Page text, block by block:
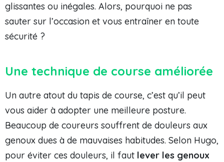
glissantes ou inégales. Alors, pourquoi ne pas
sauter sur l’occasion et vous entraîner en toute
sécurité ?
Une technique de course améliorée
Un autre atout du tapis de course, c’est qu’il peut
vous aider à adopter une meilleure posture.
Beaucoup de coureurs souffrent de douleurs aux
genoux dues à de mauvaises habitudes. Selon Hugo,
pour éviter ces douleurs, il faut lever les genoux